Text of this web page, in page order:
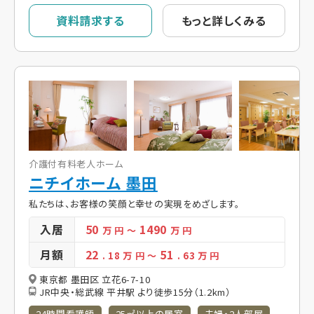
資料請求する もっと詳しくみる
介護付有料老人ホーム
ニチイホーム 墨田
私たちは、お客様の笑顔と幸せの実現をめざします。
入居 50万 円 ～ 1490万 円
月額 22 . 18万 円 ～ 51 . 63 万 円
東京都 墨田区 立花6-7-10
JR中央・総武線 平井駅 より徒歩15分（1.2km）